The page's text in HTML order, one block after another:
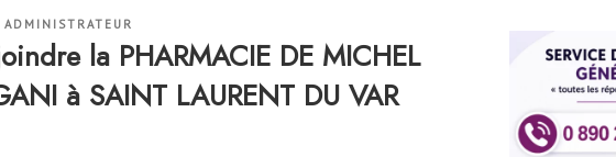
ADMINISTRATEUR
la PHARMACIE DE MICHEL
à SAINT LAURENT DU VAR